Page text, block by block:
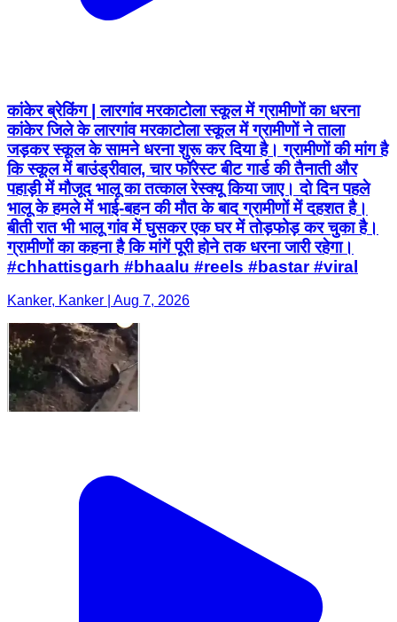
कांकेर ब्रेकिंग | लारगांव मरकाटोला स्कूल में ग्रामीणों का धरना
कांकेर जिले के लारगांव मरकाटोला स्कूल में ग्रामीणों ने ताला
जड़कर स्कूल के सामने धरना शुरू कर दिया है। ग्रामीणों की मांग है
कि स्कूल में बाउंड्रीवाल, चार फॉरेस्ट बीट गार्ड की तैनाती और
पहाड़ी में मौजूद भालू का तत्काल रेस्क्यू किया जाए। दो दिन पहले
भालू के हमले में भाई-बहन की मौत के बाद ग्रामीणों में दहशत है।
बीती रात भी भालू गांव में घुसकर एक घर में तोड़फोड़ कर चुका है।
ग्रामीणों का कहना है कि मांगें पूरी होने तक धरना जारी रहेगा।
#chhattisgarh #bhaalu #reels #bastar #viral
Kanker, Kanker | Aug 7, 2026